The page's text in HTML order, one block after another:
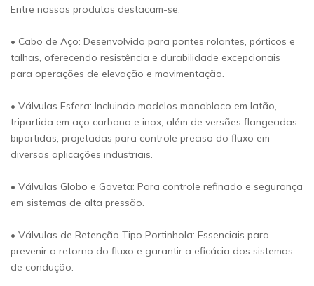
Entre nossos produtos destacam-se:
• Cabo de Aço: Desenvolvido para pontes rolantes, pórticos e
talhas, oferecendo resistência e durabilidade excepcionais
para operações de elevação e movimentação.
• Válvulas Esfera: Incluindo modelos monobloco em latão,
tripartida em aço carbono e inox, além de versões flangeadas
bipartidas, projetadas para controle preciso do fluxo em
diversas aplicações industriais.
• Válvulas Globo e Gaveta: Para controle refinado e segurança
em sistemas de alta pressão.
• Válvulas de Retenção Tipo Portinhola: Essenciais para
prevenir o retorno do fluxo e garantir a eficácia dos sistemas
de condução.